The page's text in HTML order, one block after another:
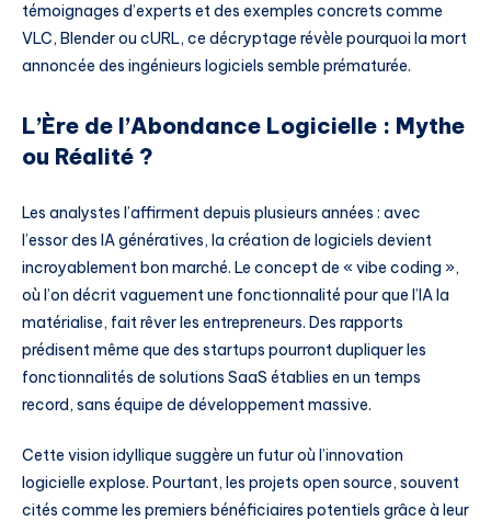
témoignages d’experts et des exemples concrets comme
VLC, Blender ou cURL, ce décryptage révèle pourquoi la mort
annoncée des ingénieurs logiciels semble prématurée.
L’Ère de l’Abondance Logicielle : Mythe
ou Réalité ?
Les analystes l’affirment depuis plusieurs années : avec
l’essor des IA génératives, la création de logiciels devient
incroyablement bon marché. Le concept de « vibe coding »,
où l’on décrit vaguement une fonctionnalité pour que l’IA la
matérialise, fait rêver les entrepreneurs. Des rapports
prédisent même que des startups pourront dupliquer les
fonctionnalités de solutions SaaS établies en un temps
record, sans équipe de développement massive.
Cette vision idyllique suggère un futur où l’innovation
logicielle explose. Pourtant, les projets open source, souvent
cités comme les premiers bénéficiaires potentiels grâce à leur